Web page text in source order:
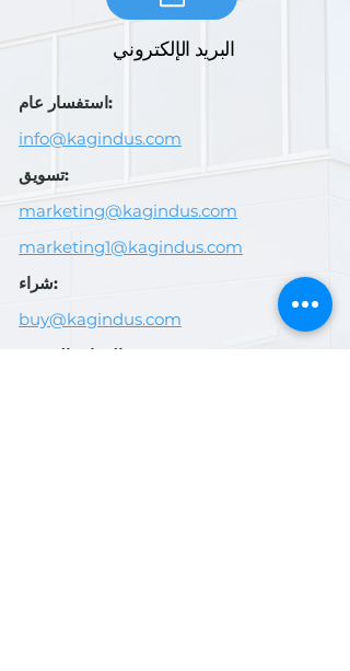
البريد الإلكتروني
استفسار عام:
info@kagindus.com
تسويق:
marketing@kagindus.com
marketing1@kagindus.com
شراء:
buy@kagindus.com